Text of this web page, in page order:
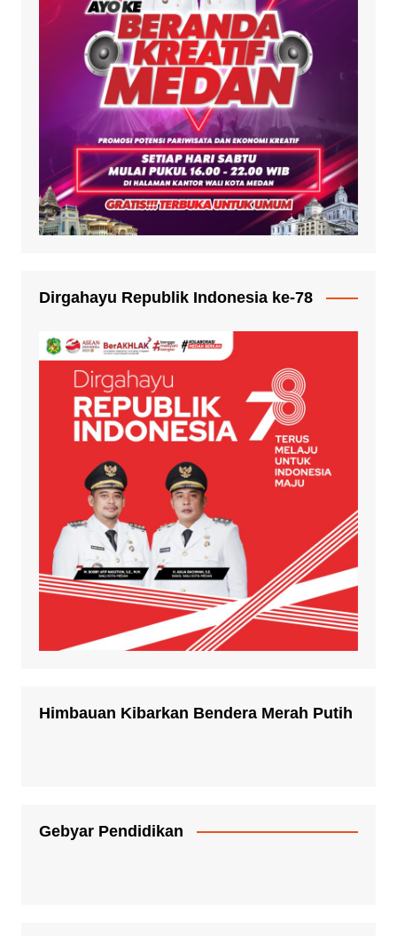
Dirgahayu Republik Indonesia ke-78
Himbauan Kibarkan Bendera Merah Putih
Gebyar Pendidikan